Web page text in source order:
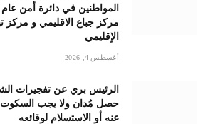
المواطنين في دائرة أمن عام
مركز جباع الاقليمي و مركز
الإقليمي
أغسطس 4, 2026
الرئيس بري عن تفجيرات
حصل مُدان ولا يجب
عنه أو الاستسلام لوقائعه